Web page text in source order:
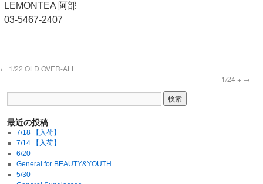
LEMONTEA 阿部
03-5467-2407
← 1/22 OLD OVER-ALL
1/24 + →
最近の投稿
7/18 【入荷】
7/14 【入荷】
6/20
General for BEAUTY&YOUTH
5/30